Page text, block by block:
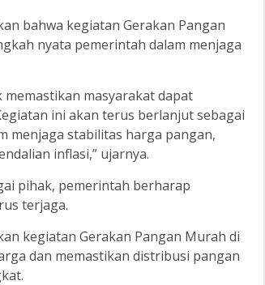
bahwa kegiatan Gerakan Pangan
nyata pemerintah dalam menjaga
masyarakat dapat
ini akan terus berlanjut sebagai
menjaga stabilitas harga pangan,
inflasi,” ujarnya.
pihak, pemerintah berharap
terjaga.
kegiatan Gerakan Pangan Murah di
dan memastikan distribusi pangan